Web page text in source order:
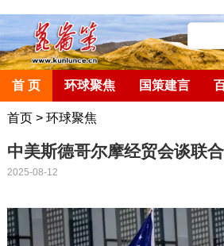
首 页 环球聚焦 国策建言
首页> 环球聚焦
中美斯德哥尔摩经贸会谈联
2025-08-12